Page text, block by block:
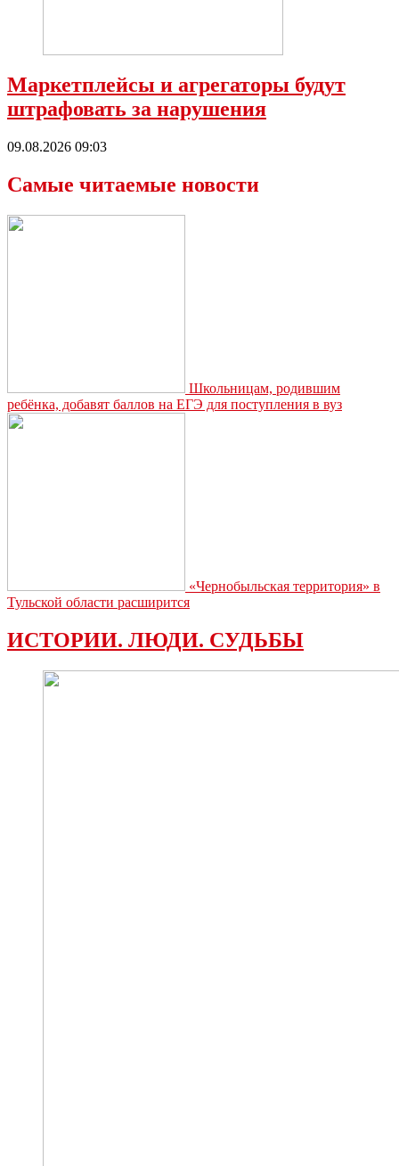
Маркетплейсы и агрегаторы будут
штрафовать за нарушения
09.08.2026 09:03
Самые читаемые новости
Школьницам, родившим
ребёнка, добавят баллов на ЕГЭ для поступления в вуз
«Чернобыльская территория» в
Тульской области расширится
ИСТОРИИ. ЛЮДИ. СУДЬБЫ